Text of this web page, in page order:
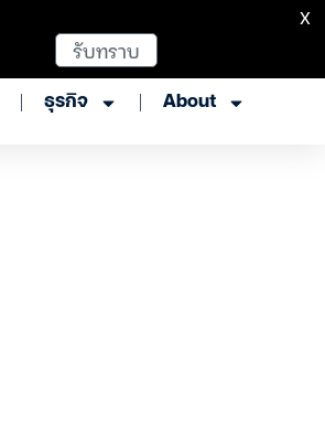
ธุรกิจ About
รับทราบ
X